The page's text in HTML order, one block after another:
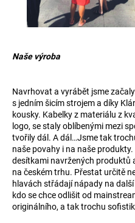
Naše výroba
Navrhovat a vyrábět jsme
s jedním šicím strojem a díky
kousky. Kabelky z materiálu z
logo, se staly oblíbenými mezi
tvořily dál. A dál…Jsme tak
naše povahy i na naše
desítkami navržených produktů
na českém trhu. Přestat určitě
hlavách střádají nápady na
kdo se chce odlišit od
originálního, a tak trochu